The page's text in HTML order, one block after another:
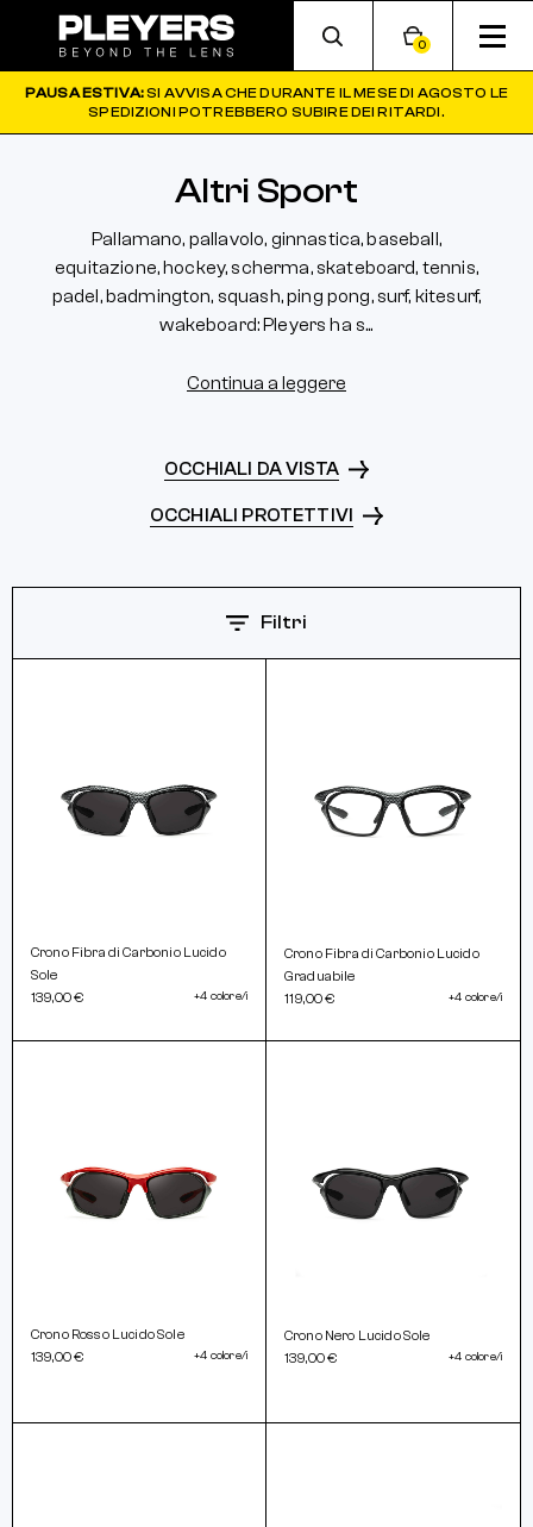
0
PAUSA ESTIVA:SI AVVISA CHE DURANTE IL MESE DI AGOSTO LE
SPEDIZIONI POTREBBERO SUBIRE DEI RITARDI.
Altri Sport
Pallamano, pallavolo, ginnastica, baseball,
equitazione, hockey, scherma, skateboard, tennis,
padel, badmington, squash, ping pong, surf, kitesurf,
wakeboard: Pleyers ha s...
Continua a leggere
OCCHIALI DA VISTA
OCCHIALI PROTETTIVI
Filtri
Crono Fibra di Carbonio Lucido
Sole
139,00 €
+4 colore/i
Crono Fibra di Carbonio Lucido
Graduabile
119,00 €
+4 colore/i
Crono Rosso Lucido Sole
139,00 €
+4 colore/i
Crono Nero Lucido Sole
139,00 €
+4 colore/i